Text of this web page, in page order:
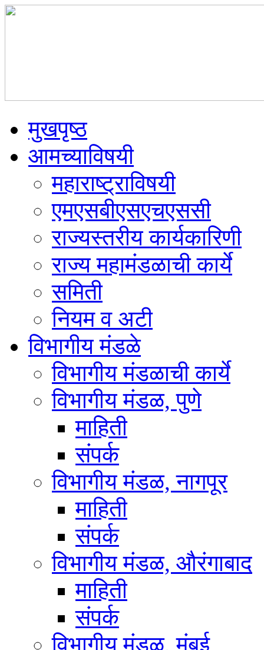
मुखपृष्ठ
आमच्याविषयी
महाराष्ट्राविषयी
एमएसबीएसएचएससी
राज्यस्तरीय कार्यकारिणी
राज्य महामंडळाची कार्ये
समिती
नियम व अटी
विभागीय मंडळे
विभागीय मंडळाची कार्ये
विभागीय मंडळ, पुणे
माहिती
संपर्क
विभागीय मंडळ, नागपूर
माहिती
संपर्क
विभागीय मंडळ, औरंगाबाद
माहिती
संपर्क
विभागीय मंडळ, मुंबई